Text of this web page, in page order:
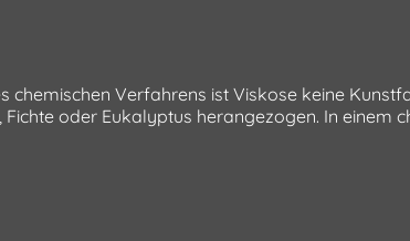
Verfahrens ist Viskose keine
oder Eukalyptus herangezogen. In einem